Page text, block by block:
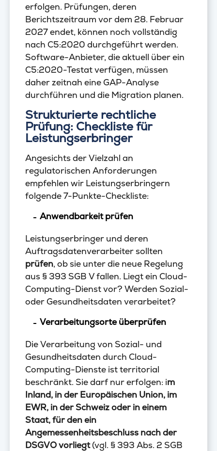
erfolgen. Prüfungen, deren
Berichtszeitraum vor dem 28. Februar
2027 endet, können noch vollständig
nach C5:2020 durchgeführt werden.
Software-Anbieter, die aktuell über ein
C5:2020-Testat verfügen, müssen
daher zeitnah eine GAP-Analyse
durchführen und die Migration planen.
Strukturierte rechtliche
Prüfung: Checkliste für
Leistungserbringer
Angesichts der Vielzahl an
regulatorischen Anforderungen
empfehlen wir Leistungserbringern
folgende 7-Punkte-Checkliste:
Anwendbarkeit prüfen
Leistungserbringer und deren
Auftragsdatenverarbeiter sollten
prüfen, ob sie unter die neue Regelung
aus § 393 SGB V fallen. Liegt ein Cloud-
Computing-Dienst vor? Werden Sozial-
oder Gesundheitsdaten verarbeitet?
Verarbeitungsorte überprüfen
Die Verarbeitung von Sozial- und
Gesundheitsdaten durch Cloud-
Computing-Dienste ist territorial
beschränkt. Sie darf nur erfolgen: im
Inland, in der Europäischen Union, im
EWR, in der Schweiz oder in einem
Staat, für den ein
Angemessenheitsbeschluss nach der
DSGVO vorliegt(vgl. § 393 Abs. 2 SGB